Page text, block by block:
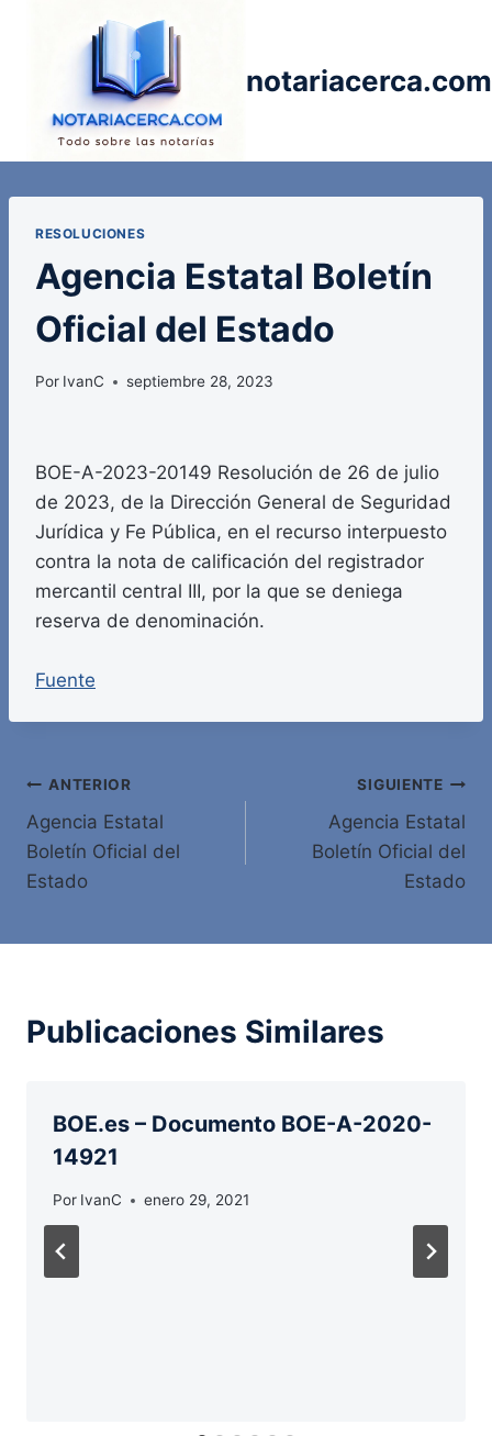
notariacerca.com
RESOLUCIONES
Agencia Estatal Boletín
Oficial del Estado
Por IvanC septiembre 28, 2023
BOE-A-2023-20149 Resolución de 26 de julio
de 2023, de la Dirección General de Seguridad
Jurídica y Fe Pública, en el recurso interpuesto
contra la nota de calificación del registrador
mercantil central III, por la que se deniega
reserva de denominación.
Fuente
Navegación
de
entradas
ANTERIOR
Agencia Estatal
Boletín Oficial del
Estado
SIGUIENTE
Agencia Estatal
Boletín Oficial del
Estado
Publicaciones Similares
BOE.es – Documento BOE-A-2020-
14921
Por IvanC enero 29, 2021